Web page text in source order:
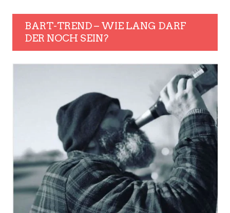
BART-TREND – WIE LANG DARF
DER NOCH SEIN?